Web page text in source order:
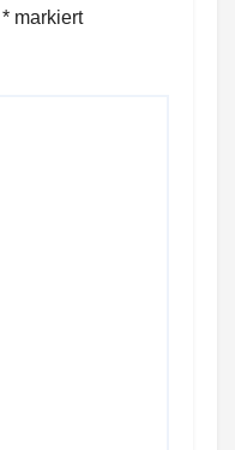
* markiert